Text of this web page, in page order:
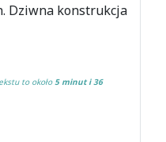
Dziwna konstrukcja
to około5 minut i 36